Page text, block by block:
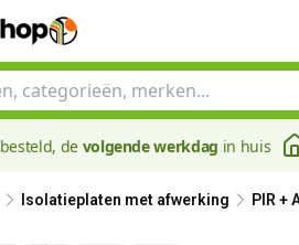
besteld, de volgende werkdag in huis
Isolatieplaten met afwerking PIR +